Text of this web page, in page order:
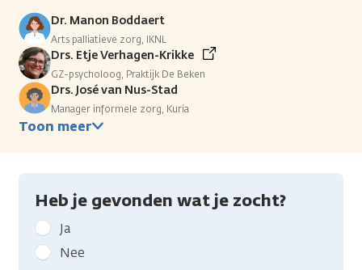
Dr. Manon Boddaert
Arts palliatieve zorg, IKNL
Drs. Etje Verhagen-Krikke
GZ-psycholoog, Praktijk De Beken
Drs. José van Nus-Stad
Manager informele zorg, Kuria
Toon meer
Heb je gevonden wat je zocht?
Geef
kanker.nl
feedback:
Ja
Nee